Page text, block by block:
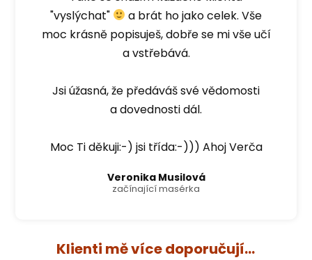
"vyslýchat"
a brát ho jako celek. Vše
moc krásně popisuješ, dobře se mi vše učí
a vstřebává.
Jsi úžasná, že předáváš své vědomosti
a dovednosti dál.
Moc Ti děkuji:-) jsi třída:-))) Ahoj Verča
Veronika Musilová
začínající masérka
Klienti mě více doporučují...